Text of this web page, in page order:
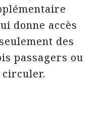
donne accès
des
passagers ou